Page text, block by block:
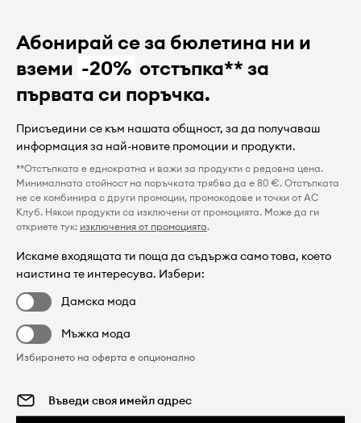
Абонирай се за бюлетина ни и
вземи -20% отстъпка** за
първата си поръчка.
Присъедини се към нашата общност, за да получаваш
информация за най-новите промоции и продукти.
**Отстъпката е еднократна и важи за продукти с редовна цена.
Минималната стойност на поръчката трябва да е 80 €. Отстъпката
не се комбинира с други промоции, промокодове и точки от AC
Клуб. Някои продукти са изключени от промоцията. Може да ги
откриете тук: изключения от промоцията.
Искаме входящата ти поща да съдържа само това, което
наистина те интересува. Избери:
Дамска мода
Мъжка мода
Избирането на оферта е опционално